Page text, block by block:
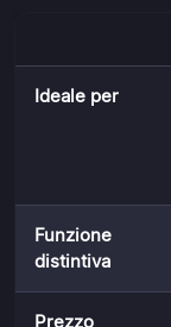
Ideale per
Funzione
distintiva
Prezzo